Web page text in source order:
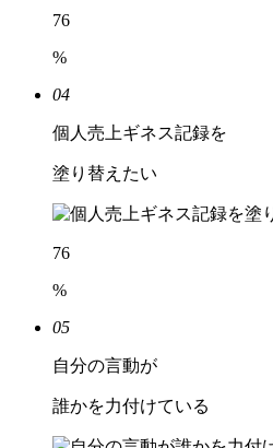
76
%
04
個人売上ギネス記録を
塗り替えたい
76
%
05
自分の言動が
誰かを力付けている